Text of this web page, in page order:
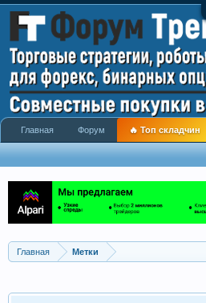
Главная Метки
Главная Форум 🔥 Топ складчин